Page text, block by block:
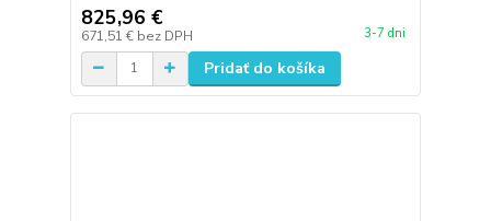
825,96 €
671,51 € bez DPH 3-7 dni
Pridať do košíka